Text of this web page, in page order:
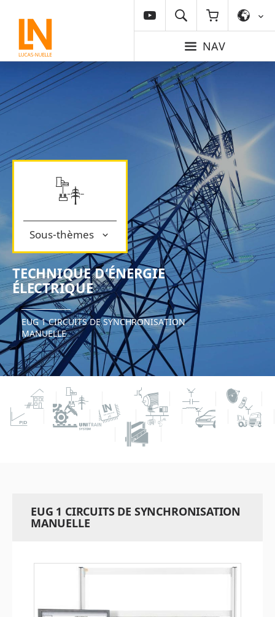
NAV
Sous-thèmes
TECHNIQUE D‘ÉNERGIE
ÉLECTRIQUE
EUG 1 CIRCUITS DE SYNCHRONISATION
MANUELLE
EUG 1 CIRCUITS DE SYNCHRONISATION
MANUELLE